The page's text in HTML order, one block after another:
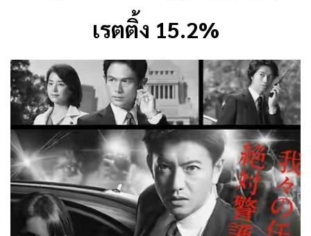
เรตติ้ง 15.2%